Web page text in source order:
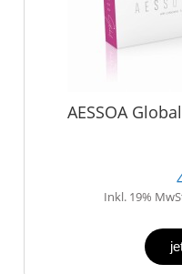
AESSOA
Inkl. 19%